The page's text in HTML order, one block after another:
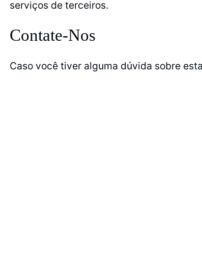
serviços de terceiros.
Contate-Nos
Caso você tiver alguma dúvida sobre